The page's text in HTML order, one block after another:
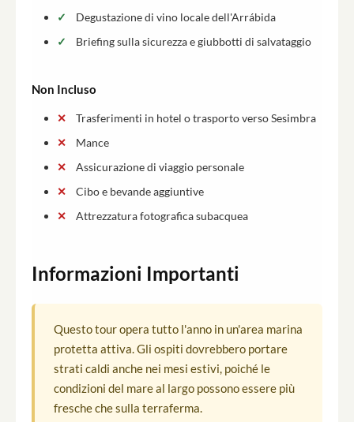
Degustazione di vino locale dell'Arrábida
Briefing sulla sicurezza e giubbotti di salvataggio
Non Incluso
Trasferimenti in hotel o trasporto verso Sesimbra
Mance
Assicurazione di viaggio personale
Cibo e bevande aggiuntive
Attrezzatura fotografica subacquea
Informazioni Importanti
Questo tour opera tutto l'anno in un'area marina
protetta attiva. Gli ospiti dovrebbero portare
strati caldi anche nei mesi estivi, poiché le
condizioni del mare al largo possono essere più
fresche che sulla terraferma.